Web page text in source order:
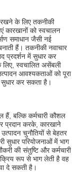
रखने के लिए तकनीकी
कारखानों को स्वचालन
समाधान जैसी नई
हैं। तकनीकी नवाचार
प्रदर्शन में सुधार कर
स्वचालित असेंबली
आवश्यकताओं को पूरा
सुधार कर सकता है।
हैं, बल्कि कर्मचारी कौशल
प्रदान करके, कारखाने
चुनौतियों से बेहतर
सुधार परियोजनाओं में भाग
की संतुष्टि और कर्मचारी
रूप से भाग लेती है वह
दे सकती है।